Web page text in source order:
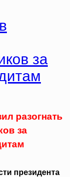
за
разогнать
за
президента